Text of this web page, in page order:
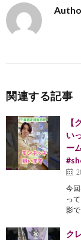
関連する記事
【
い
ー
今
っ
影
ク